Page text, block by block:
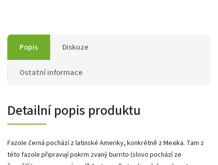
Popis Diskuze
Ostatní informace
Detailní popis produktu
Fazole černá pochází z latinské Ameriky, konkrétně z Mexika. Tam z
této fazole připravují pokrm zvaný burrito (slovo pochází ze